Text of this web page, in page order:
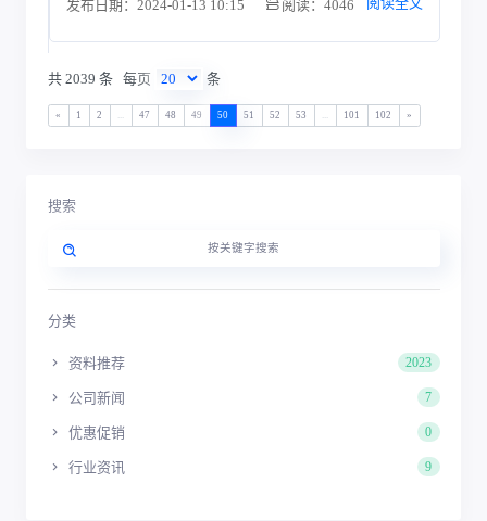
发布日期：2024-01-13 10:15
阅读：4046
共 2039 条 每页 条
« 1 2 47 48 49 50 51 52 53 101 102 »
搜索
分类
资料推荐 2023
公司新闻 7
优惠促销 0
行业资讯 9